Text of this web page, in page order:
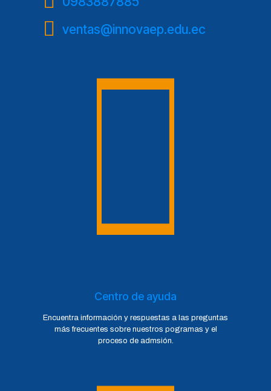
ventas@innovaep.edu.ec
Centro de ayuda
Encuentra información y respuestas a las preguntas
más frecuentes sobre nuestros pogramas y el
proceso de admsión.